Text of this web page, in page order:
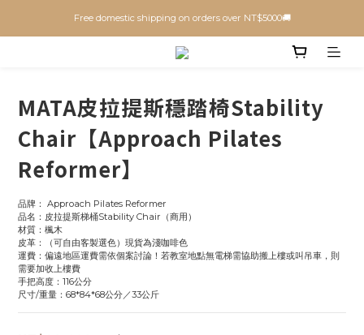
Free domestic shipping on orders over NT$5000🚚
MATA皮拉提斯穩踏椅Stability
Chair【Approach Pilates
Reformer】
品牌： Approach Pilates Reformer
品名：皮拉提斯梯桶Stability Chair（商用）
材質：楓木
皮革：（可自由客製選色）現貨為淺咖啡色
運費：偏遠地區運費需依個案討論！若教室地點無電梯需協助搬上樓或叫吊車，則
需要加收上樓費
手把高度：116公分
尺寸/重量：68*84*68公分／33公斤